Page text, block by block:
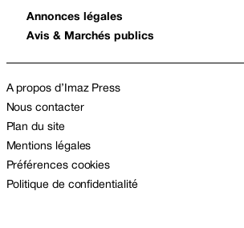
Annonces légales
Avis & Marchés publics
A propos d’Imaz Press
Nous contacter
Plan du site
Mentions légales
Préférences cookies
Politique de confidentialité